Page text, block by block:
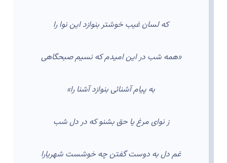
که لسان غیب خوشتر بنوازد این نوا را
«همه شب در این امیدم که نسیم صبحگاهی
به پیام آشنائی بنوازد آشنا را»
ز نوای مرغ یا حق بشنو که در دل شب
غم دل به دوست گفتن چه خوشست شهریارا